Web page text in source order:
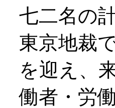
七二名の
東京地裁
を迎え、
働者・労